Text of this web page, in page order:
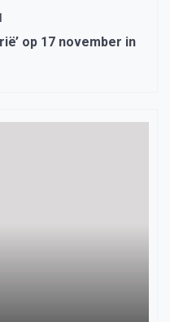
op 17 november in